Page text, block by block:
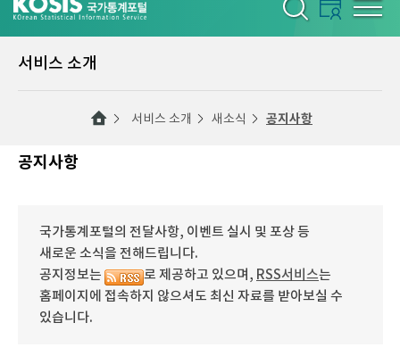
서비스 소개
서비스 소개 새소식 공지사항
공지사항
국가통계포털의 전달사항, 이벤트 실시 및 포상 등
새로운 소식을 전해드립니다.
공지정보는
로 제공하고 있으며, RSS서비스는
홈페이지에 접속하지 않으셔도 최신 자료를 받아보실 수
있습니다.